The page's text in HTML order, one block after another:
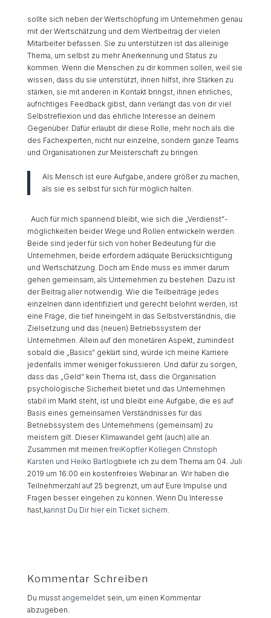
sollte sich neben der Wertschöpfung im Unternehmen genau
mit der Wertschätzung und dem Wertbeitrag der vielen
Mitarbeiter befassen. Sie zu unterstützen ist das alleinige
Thema, um selbst zu mehr Anerkennung und Status zu
kommen. Wenn die Menschen zu dir kommen sollen, weil sie
wissen, dass du sie unterstützt, ihnen hilfst, ihre Stärken zu
stärken, sie mit anderen in Kontakt bringst, ihnen ehrliches,
aufrichtiges Feedback gibst, dann verlangt das von dir viel
Selbstreflexion und das ehrliche Interesse an deinem
Gegenüber. Dafür erlaubt dir diese Rolle, mehr noch als die
des Fachexperten, nicht nur einzelne, sondern ganze Teams
und Organisationen zur Meisterschaft zu bringen.
Als Mensch ist eure Aufgabe, andere größer zu machen,
als sie es selbst für sich für möglich halten.
Auch für mich spannend bleibt, wie sich die „Verdienst“-
möglichkeiten beider Wege und Rollen entwickeln werden.
Beide sind jeder für sich von hoher Bedeutung für die
Unternehmen, beide erfordern adäquate Berücksichtigung
und Wertschätzung. Doch am Ende muss es immer darum
gehen gemeinsam, als Unternehmen zu bestehen. Dazu ist
der Beitrag aller notwendig. Wie die Teilbeiträge jedes
einzelnen dann identifiziert und gerecht belohnt werden, ist
eine Frage, die tief hineingeht in das Selbstverständnis, die
Zielsetzung und das (neuen) Betriebssystem der
Unternehmen. Allein auf den monetären Aspekt, zumindest
sobald die „Basics“ geklärt sind, würde ich meine Karriere
jedenfalls immer weniger fokussieren. Und dafür zu sorgen,
dass das „Geld“ kein Thema ist, dass die Organisation
psychologische Sicherheit bietet und das Unternehmen
stabil im Markt steht, ist und bleibt eine Aufgabe, die es auf
Basis eines gemeinsamen Verständnisses für das
Betriebssystem des Unternehmens (gemeinsam) zu
meistern gilt. Dieser Klimawandel geht (auch) alle an.
Zusammen mit meinenfreiKopfler Kollegen Christoph
Karsten und Heiko Bartlogbiete ich zu dem Thema am 04. Juli
2019 um 16:00 ein kostenfreies Webinar an. Wir haben die
Teilnehmerzahl auf 25 begrenzt, um auf Eure Impulse und
Fragen besser eingehen zu können. Wenn Du Interesse
hast,kannst Du Dir hier ein Ticket sichern.
Kommentar Schreiben
Du musst angemeldetsein, um einen Kommentar
abzugeben.